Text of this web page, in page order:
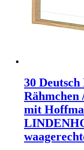
30
mit